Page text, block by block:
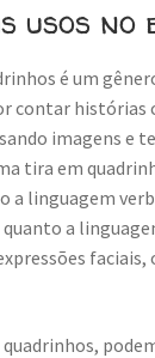
usos no
é um
contar histórias
imagens e
tira em
a linguagem
a
faciais,